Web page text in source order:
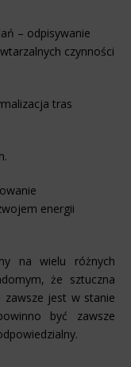
– odpisywanie
czynności
tras
energii
na wielu różnych
że sztuczna
zawsze jest w stanie
być zawsze